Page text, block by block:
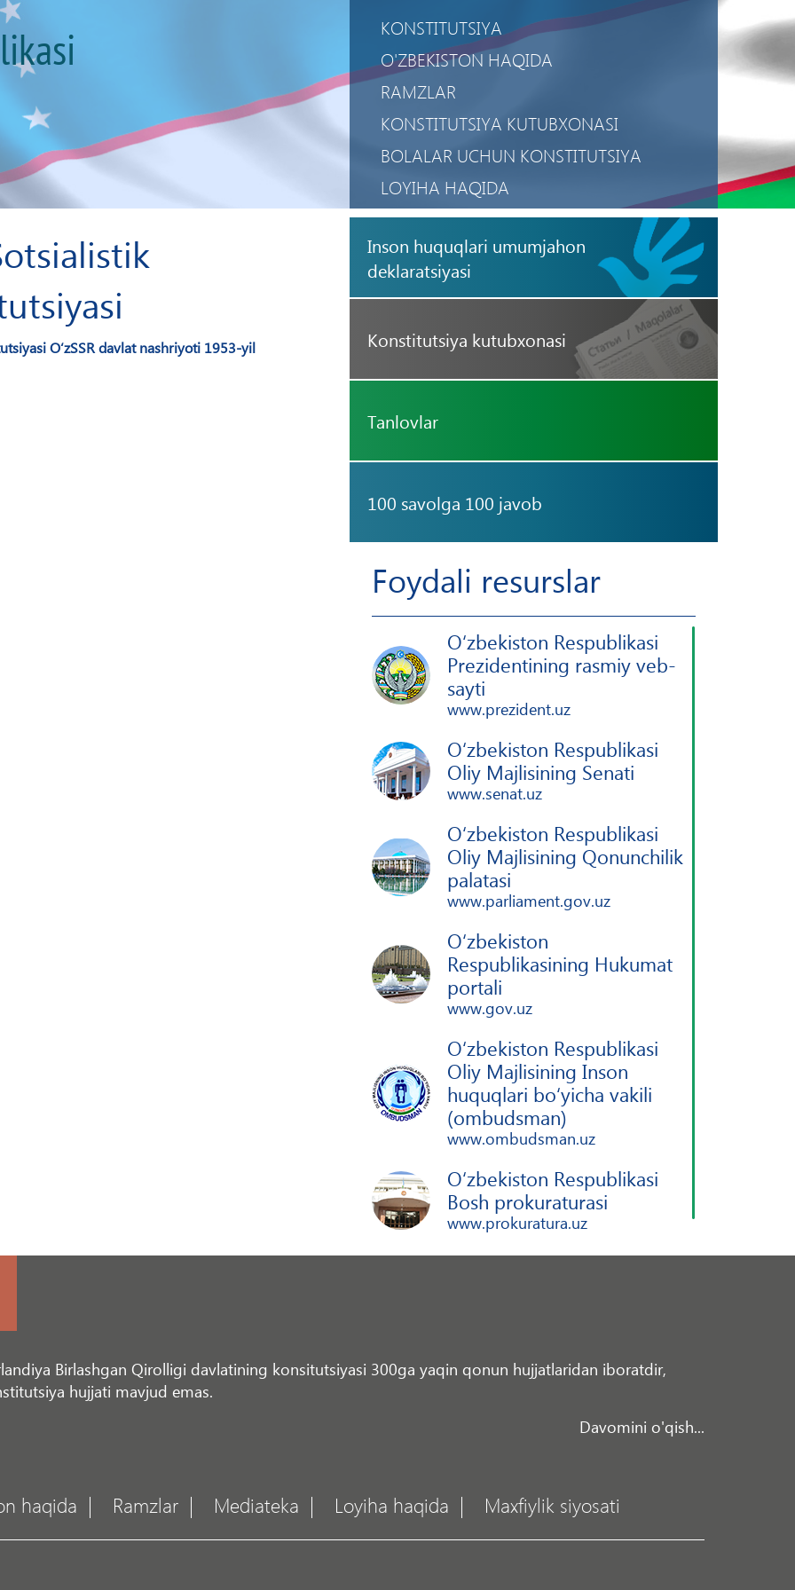
KONSTITUTSIYA
O'ZBEKISTON HAQIDA
RAMZLAR
KONSTITUTSIYA KUTUBXONASI
BOLALAR UCHUN KONSTITUTSIYA
LOYIHA HAQIDA
MAXFIYLIK SIYOSATI
MOBIL ILOVA
O‘zSSR davlat nashriyoti 1953-yil
Inson huquqlari umumjahon
deklaratsiyasi
Konstitutsiya kutubxonasi
Tanlovlar
100 savolga 100 javob
Foydali resurslar
O‘zbekiston Respublikasi
Prezidentining rasmiy veb-
sayti
www.prezident.uz
O‘zbekiston Respublikasi
Oliy Majlisining Senati
www.senat.uz
O‘zbekiston Respublikasi
Oliy Majlisining Qonunchilik
palatasi
www.parliament.gov.uz
O‘zbekiston
Respublikasining Hukumat
portali
www.gov.uz
O‘zbekiston Respublikasi
Oliy Majlisining Inson
huquqlari bo‘yicha vakili
(ombudsman)
www.ombudsman.uz
O‘zbekiston Respublikasi
Bosh prokuraturasi
www.prokuratura.uz
Birlashgan Qirolligi davlatining konsitutsiyasi 300ga yaqin qonun hujjatlaridan iboratdir,
hujjati mavjud emas.
Davomini o'qish...
haqida Ramzlar Mediateka Loyiha haqida Maxfiylik siyosati